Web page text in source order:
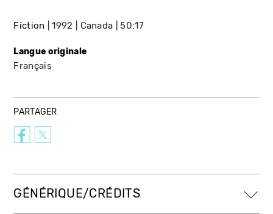
Fiction 1992 Canada 50:17
Langue originale
Français
PARTAGER
GÉNÉRIQUE/CRÉDITS